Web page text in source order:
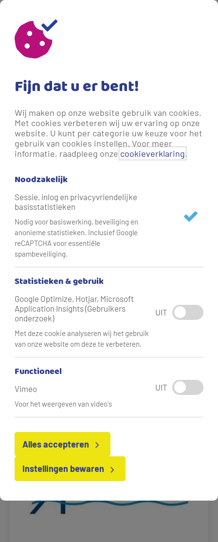
Onze partners
Samen sta je sterker. Vitens Solutions vindt het daarom
Dat is niet alleen een voordeel voor ons, maar ook voor de
partners zelf én voor onze klanten.
Om ook in de toekomst haar leidende positie te behouden
zijn we altijd geïnteresseerd in nieuwe
beperken tot de watersector. Juist samenwerking met
bedrijven en organisaties buiten de watersector kan
leiden tot nieuwe impulsen en uitdagende
ontwikkelingen.
Fijn dat u er bent!
Wij maken op onze website gebruik van cookies.
Met cookies verbeteren wij uw ervaring op onze
website. U kunt per categorie uw keuze voor het
gebruik van cookies instellen. Voor meer
informatie, raadpleeg onzecookieverklaring.
Noodzakelijk
Sessie, inlog en privacyvriendelijke
basisstatistieken
Nodig voor basiswerking, beveiliging en
anonieme statistieken. Inclusief Google
reCAPTCHA voor essentiële
spambeveiliging.
Statistieken & gebruik
Google Optimize, Hotjar, Microsoft
Application Insights (Gebruikers
onderzoek)
Met deze cookie analyseren wij het gebruik
van onze website om deze te verbeteren.
UIT
Functioneel
Vimeo
Voor het weergeven van video's
UIT
Alles accepteren
Instellingen bewaren